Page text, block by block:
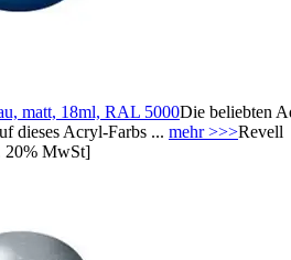
matt, 18ml, RAL 5000Die beliebten
dieses Acryl-Farbs ... mehr >>>Revell
20% MwSt]